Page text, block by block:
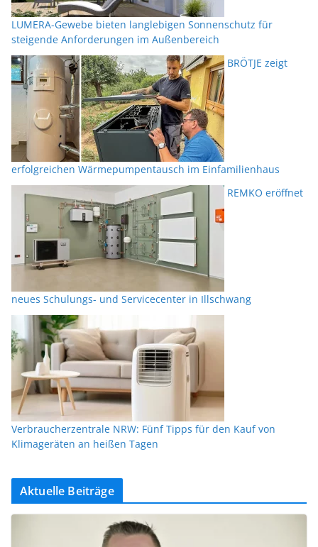
LUMERA-Gewebe bieten langlebigen Sonnenschutz für
steigende Anforderungen im Außenbereich
BRÖTJE zeigt
erfolgreichen Wärmepumpentausch im Einfamilienhaus
REMKO eröffnet
neues Schulungs- und Servicecenter in Illschwang
Verbraucherzentrale NRW: Fünf Tipps für den Kauf von
Klimageräten an heißen Tagen
Aktuelle Beiträge